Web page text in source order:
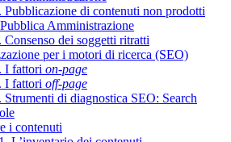
Pubblicazione di contenuti non prodotti
Amministrazione
Consenso dei soggetti ritratti
per i motori di ricerca (SEO)
I fattori on-page
I fattori off-page
Strumenti di diagnostica SEO: Search
i contenuti